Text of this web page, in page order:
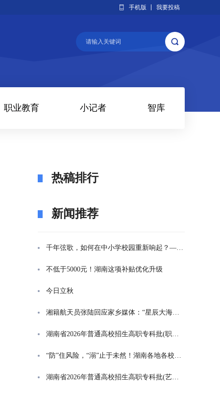
手机版 我要投稿
职业教育 小记者 智库
热稿排行
新闻推荐
千年弦歌，如何在中小学校园重新响起？——湖南首届中小学书院制建设研讨会观察
不低于5000元！湖南这项补贴优化升级
今日立秋
湘籍航天员张陆回应家乡媒体：“星辰大海是一群人的长征”
湖南省2026年普通高校招生高职专科批(职高对口类)第一次投档分数线
“防”住风险，“溺”止于未然！湖南各地各校打响防溺水“保卫战”
湖南省2026年普通高校招生高职专科批(艺术类)第一次投档分数线